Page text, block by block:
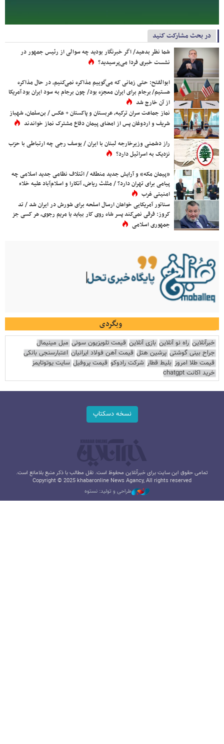
در بحث مشارکت کنید
شما نظر بدهید/ اگر خبرنگار بودید چه سوالی از رئیس جمهور در
نشست خبری فردا می‌پرسیدید؟
ابوالفتح: حتی زمانی که می‌گوییم مذاکره نمی‌کنیم، در حال مذاکره
هستیم/ برجام برای ایران معجزه بود/ چون برجام به سود ایران بود آمریکا
از آن خارج شد
نماز جماعت سران ترکیه، عربستان و پاکستان + عکس / بن‌سلمان، شهباز
شریف و اردوغان پس از امضای پیمان دفاع مشترک نماز خواندند
راز دشمنی وزیرخارجه لبنان با ایران / یوسف رجی چه ارتباطی با حزب
نزدیک به اسرائیل دارد؟
«پیمان مکه» و آرایش جدید منطقه / ائتلاف نظامی جدید اسلامی چه
پیامی برای تهران دارد؟ / مثلث ریاض، آنکارا و اسلام‌آباد علیه خلاء
امنیتی غرب
سناتور آمریکایی خواهان ارسال اسلحه برای شورش در ایران شد / تد
کروز: فرقی نمی‌کند پسر شاه روی کار بیاید یا مریم رجوی، هر کسی جز
جمهوری اسلامی
وبگردی
خبرآنلاین راه نو آنلاین بازی آنلاین قیمت تلویزیون سونی مبل مینیمال
جراح بینی گوشتی پرشین هتل قیمت آهن فولاد ایرانیان اعتبارسنجی بانکی
قیمت طلا امروز بلیط قطار شرکت رادوکو قیمت پروفیل سایت یوتوتایمز
خرید اکانت chatgpt
نسخه دسکتاپ
تمامی حقوق این سایت برای خبرآنلاین محفوظ است. نقل مطالب با ذکر منبع بلامانع است.
Copyright © 2025 khabaronline News Agancy, All rights reserved
طراحی و تولید: نستوه